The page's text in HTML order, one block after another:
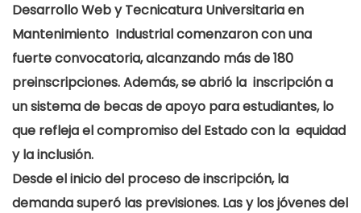
Desarrollo Web y Tecnicatura Universitariaen
Mantenimiento Industrialcomenzaron con una
fuerte convocatoria, alcanzando más de 180
preinscripciones. Además, se abrió la inscripción a
un sistema de becas de apoyo para estudiantes, lo
que refleja el compromiso del Estado con la equidad
y la inclusión.
Desde el inicio del proceso de inscripción, la
demanda superó las previsiones. Las y los jóvenes del